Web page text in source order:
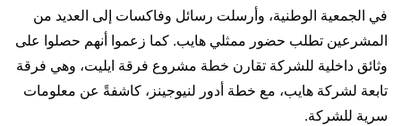
في الجمعية الوطنية، وأرسلت رسائل وفاكسات إلى العديد من
المشرعين تطلب حضور ممثلي هايب. كما زعموا أنهم حصلوا على
وثائق داخلية للشركة تقارن خطة مشروع فرقة ايليت، وهي فرقة
تابعة لشركة هايب، مع خطة أدور لنيوجينز، كاشفةً عن معلومات
سرية للشركة.